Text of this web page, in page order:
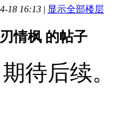
18 16:13 | 显示全部楼层
情枫 的帖子
待后续。